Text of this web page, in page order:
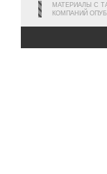
МАТЕРИАЛЫ С
КОМПАНИЙ